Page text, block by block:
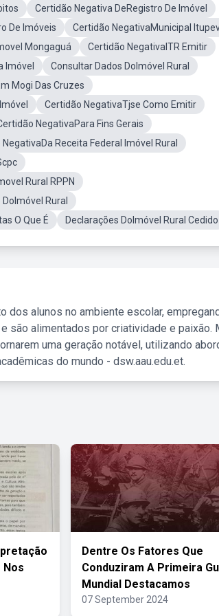
Certidão Negativa DeRegistro De Imóvel
De Imóveis
Certidão NegativaMunicipal
Mongaguá
Certidão NegativaITR Emitir
Imóvel
Consultar Dados DoImóvel Rural
Mogi Das Cruzes
Certidão NegativaTjse Como Emitir
NegativaPara Fins Gerais
Receita Federal Imóvel Rural
Rural RPPN
Rural
O Que É Declarações DoImóvel Rural Cedido
dos alunos no ambiente escolar,
são alimentados por criatividade e paixão.
uma geração notável, utilizando
do mundo - dsw.aau.edu.et.
Nos
Dentre Os Fatores Que
Conduziram A Primeira
Mundial Destacamos
07 September 2024